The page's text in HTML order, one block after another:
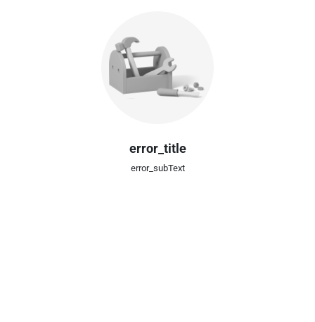
error_title
error_subText